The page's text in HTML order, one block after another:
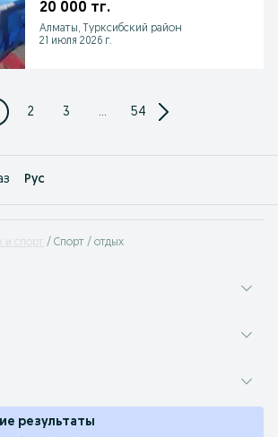
20 000 тг.
Алматы, Турксибский район
21 июля 2026 г.
2 3 ... 54
Рус
и спорт Спорт / отдых
результаты